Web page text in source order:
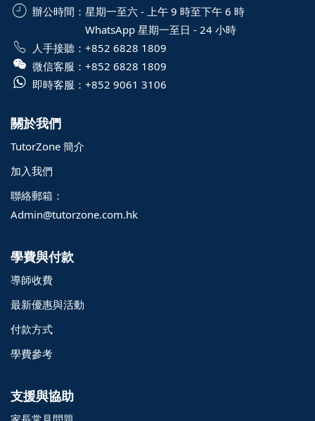
辦公時間： 星期一至六 - 上午 9 時至下午 6 時
WhatsApp 星期一至日 - 24 小時
人手接聽： +852 6828 1809
微信客服： +852 6828 1809
即時客服： +852 9061 3106
關於我們
TutorZone 簡介
加入我們
聯絡郵箱：
Admin@tutorzone.com.hk
學費與付款
導師收費
最新優惠與活動
付款方式
學費參考
支援與協助